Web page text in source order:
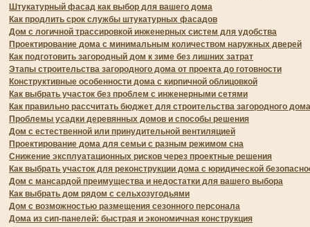
Штукатурный фасад как выбор для вашего дома
Как продлить срок службы штукатурных фасадов
Дом с логичной трассировкой инженерных систем для удобства
Проектирование дома с минимальным количеством наружных дверей
Как подготовить загородный дом к зиме без лишних затрат
Этапы строительства загородного дома от проекта до готовности
Конструктивные особенности дома с кирпичной облицовкой
Как выбрать участок без проблем с инженерными сетями
Как правильно рассчитать бюджет для строительства загородного дома
Проблемы усадки деревянных домов и способы решения
Дом с естественной или принудительной вентиляцией
Проектирование дома для семьи с разным режимом сна
Снижение эксплуатационных рисков через проектные решения
Как выбрать участок для реконструкции дома с юридической
Дом с мансардой преимущества и недостатки для вашего выбора
Как выбрать дом рядом с сельхозугодьями
Дом с возможностью размещения сезонного персонала
Дома из сип-панелей: быстрая и экономичная конструкция